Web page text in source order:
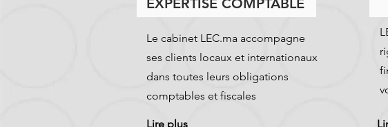
Le cabinet LEC.ma accompagne
ses clients locaux et internationaux
dans toutes leurs obligations
comptables et fiscales
Lire plus
EXPERTISE COMPTABLE